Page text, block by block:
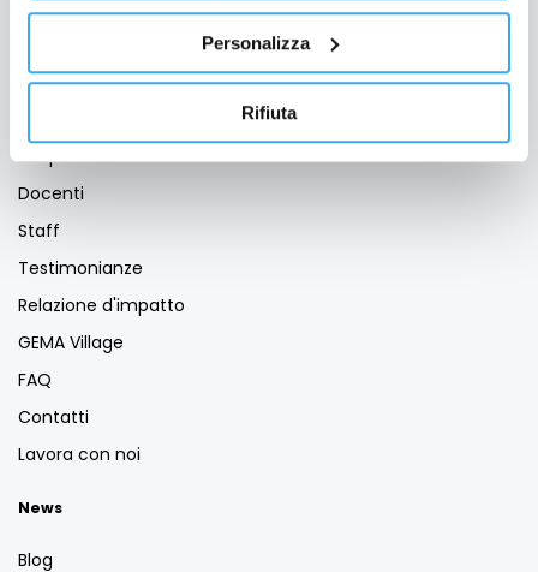
Personalizza
Rifiuta
Servizio Placement
Business School
Scopri GEMA
Docenti
Staff
Testimonianze
Relazione d'impatto
GEMA Village
FAQ
Contatti
Lavora con noi
News
Blog